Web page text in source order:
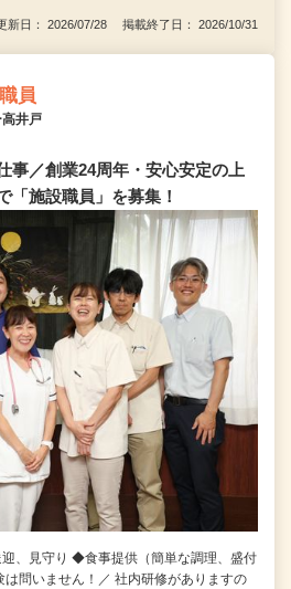
新日： 2026/07/28 掲載終了日： 2026/10/31
員
井戸
事／創業24周年・安心安定の上
「施設職員」を募集！
、見守り ◆食事提供（簡単な調理、盛付
は問いません！／ 社内研修がありますの